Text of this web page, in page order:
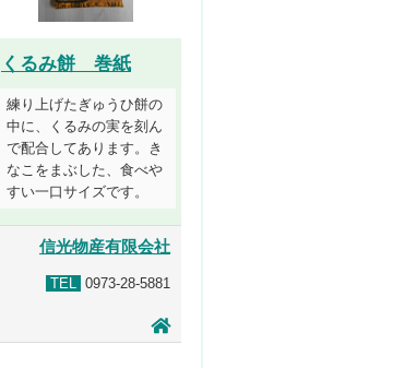
くるみ餅 巻紙
練り上げたぎゅうひ餅の
中に、くるみの実を刻ん
で配合してあります。き
なこをまぶした、食べや
すい一口サイズです。
信光物産有限会社
TEL 0973-28-5881